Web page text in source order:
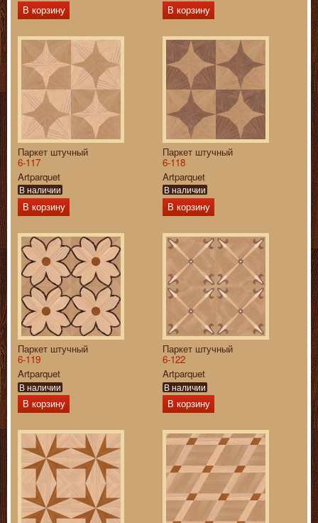
В корзину В корзину
Паркет штучный
6-117
Artparquet
В наличии
В корзину
Паркет штучный
6-118
Artparquet
В наличии
В корзину
Паркет штучный
6-119
Artparquet
В наличии
В корзину
Паркет штучный
6-122
Artparquet
В наличии
В корзину